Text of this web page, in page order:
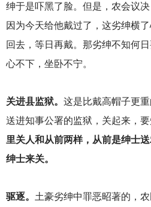
绅于是吓黑了脸。但是，农会议决
因为今天给他戴过了，这劣绅横
回去，等日再戴。那劣绅不知何
心不下，坐卧不宁。
关进县监狱。 这是比戴高帽子更
送进知事公署的监狱，关起来，要
里关人和从前两样，从前是绅士
绅士来关。
驱逐。 土豪劣绅中罪恶昭著的，